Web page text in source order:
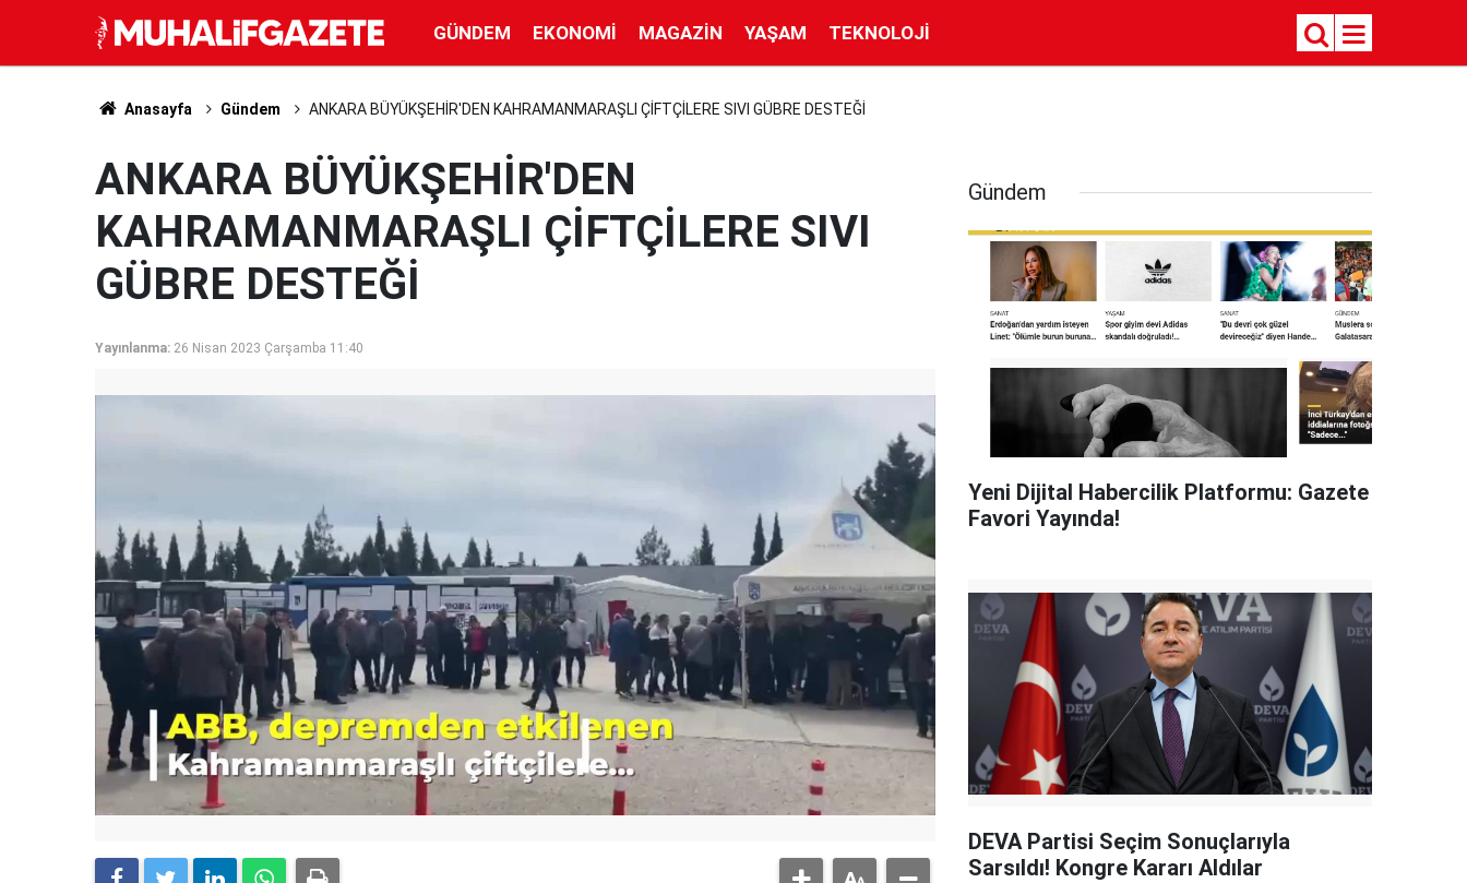
GÜNDEM EKONOMI MAGAZIN YAŞAM TEKNOLOJI
Anasayfa Gündem ANKARA BÜYÜKŞEHİR'DEN KAHRAMANMARAŞLI ÇİFTÇİLERE SIVI GÜBRE DESTEĞİ
ANKARA BÜYÜKŞEHİR'DEN
KAHRAMANMARAŞLI ÇİFTÇİLERE SIVI
GÜBRE DESTEĞİ
Yayınlanma: 26 Nisan 2023 Çarşamba 11:40
Gündem
Yeni Dijital Habercilik Platformu: Gazete
Favori Yayında!
DEVA Partisi Seçim Sonuçlarıyla
Sarsıldı! Kongre Kararı Aldılar